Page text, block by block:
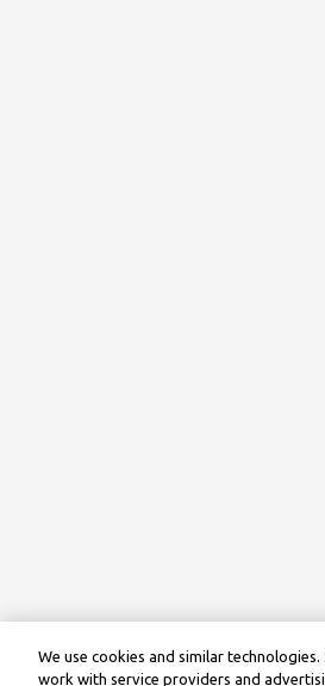
We use cookies and similar
work with service providers and